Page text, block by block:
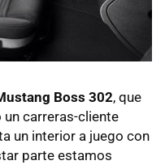
Boss 302, que
carreras-cliente
un interior a juego con
parte estamos